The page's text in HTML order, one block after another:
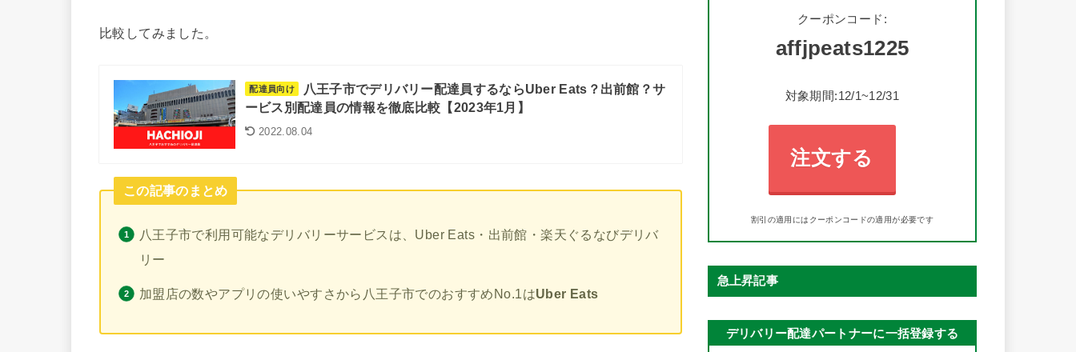
比較してみました。
配達員向け
八王子市でデリバリー配達員するならUber Eats？出前館？サ
ービス別配達員の情報を徹底比較【2023年1月】
2022.08.04
この記事のまとめ
八王子市で利用可能なデリバリーサービスは、Uber Eats・出前館・楽天ぐるなびデリバ
リー
加盟店の数やアプリの使いやすさから八王子市でのおすすめNo.1はUber Eats
クーポンコード:
affjpeats1225
対象期間:12/1~12/31
注文する
割引の適用にはクーポンコードの適用が必要です
急上昇記事
デリバリー配達パートナーに一括登録する